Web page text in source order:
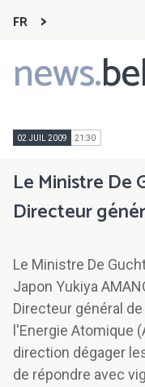
FR
news.
Main
navigation
02 JUIL 2009 21:30
Le Ministre De
Directeur
Le Ministre De
Japon Yukiya
Directeur général
l'Energie Atomique
direction dégager
de répondre avec